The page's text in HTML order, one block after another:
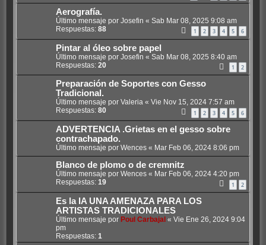
Aerografía.
Último mensaje por Josefin « Sab Mar 08, 2025 9:08 am
Respuestas: 88 1 2 3 4 5 6
Pintar al óleo sobre papel
Último mensaje por Josefin « Sab Mar 08, 2025 8:40 am
Respuestas: 20 1 2
Preparación de Soportes con Gesso
Tradicional.
Último mensaje por Valeria« Vie Nov 15, 2024 7:57 am
Respuestas: 80 1 2 3 4 5 6
ADVERTENCIA .Grietas en el gesso sobre
contrachapado.
Último mensaje por Wences« Mar Feb 06, 2024 8:06 pm
Blanco de plomo o de cremnitz
Último mensaje por Wences« Mar Feb 06, 2024 4:20 pm
Respuestas: 19 1 2
Es la IA UNA AMENAZA PARA LOS
ARTISTAS TRADICIONALES
Último mensaje por Poul Carbajal « Vie Ene 26, 2024 9:04
pm
Respuestas: 1